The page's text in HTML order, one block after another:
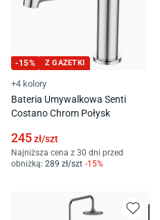
-15% Z GAZETKI
+4 kolory
Bateria Umywalkowa Senti
Costano Chrom Połysk
245zł/szt
Najniższa cena z 30 dni przed
obniżką: 289 zł/szt -15%